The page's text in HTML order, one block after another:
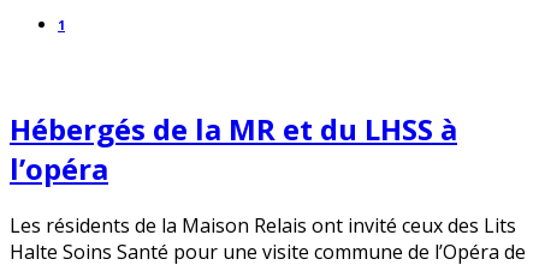
1
Hébergés de la MR et du LHSS à
l’opéra
Les résidents de la Maison Relais ont invité ceux des Lits
Halte Soins Santé pour une visite commune de l’Opéra de